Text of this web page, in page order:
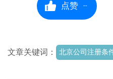
点赞 --
文章关键词： 北京公司注册条